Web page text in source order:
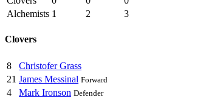
Alchemists 1 2 3
Clovers
8
Christofer Grass
21 James Messinal Forward
4 Mark Ironson Defender